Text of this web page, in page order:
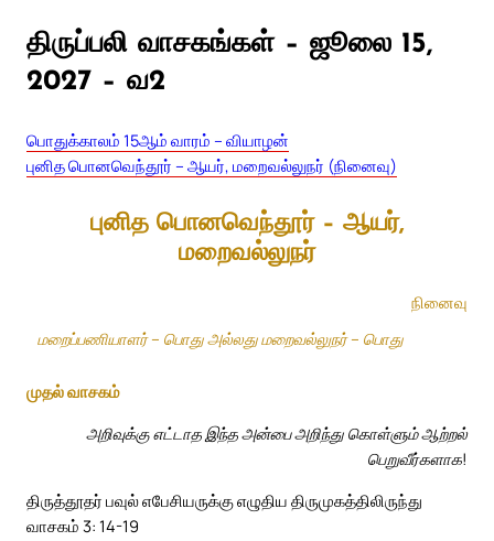
திருப்பலி வாசகங்கள் – ஜூலை 15,
2027 – வ2
பொதுக்காலம் 15ஆம் வாரம் – வியாழன்
புனித பொனவெந்தூர் – ஆயர், மறைவல்லுநர் (நினைவு)
புனித பொனவெந்தூர் – ஆயர்,
மறைவல்லுநர்
நினைவு
மறைப்பணியாளர் – பொது அல்லது மறைவல்லுநர் – பொது
முதல் வாசகம்
அறிவுக்கு எட்டாத இந்த அன்பை அறிந்து கொள்ளும் ஆற்றல்
பெறுவீர்களாக!
திருத்தூதர் பவுல் எபேசியருக்கு எழுதிய திருமுகத்திலிருந்து
வாசகம் 3: 14-19